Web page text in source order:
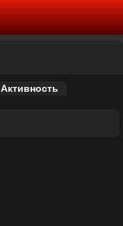
Активность